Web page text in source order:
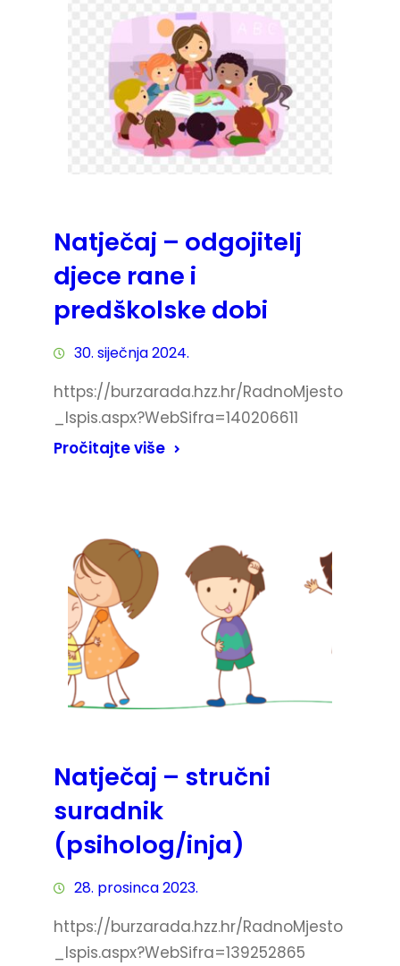
Natječaj – odgojitelj
djece rane i
predškolske dobi
30. siječnja 2024.
https://burzarada.hzz.hr/RadnoMjesto
_Ispis.aspx?WebSifra=140206611
Pročitajte više
Natječaj – stručni
suradnik
(psiholog/inja)
28. prosinca 2023.
https://burzarada.hzz.hr/RadnoMjesto
_Ispis.aspx?WebSifra=139252865